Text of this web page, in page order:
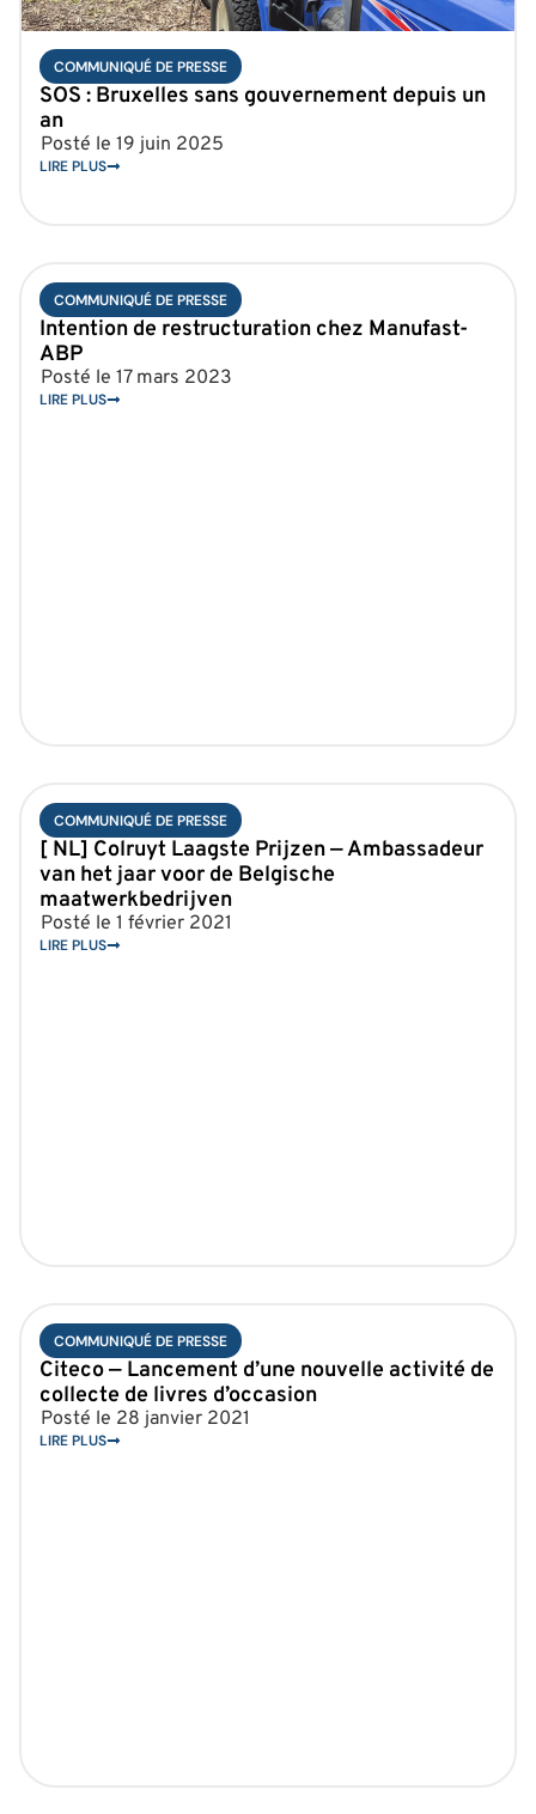
COMMUNIQUÉ DE PRESSE
SOS : Bruxelles sans gouvernement depuis un
an
Posté le 19 juin 2025
LIRE PLUS
COMMUNIQUÉ DE PRESSE
Intention de restructuration chez Manufast-
ABP
Posté le 17 mars 2023
LIRE PLUS
COMMUNIQUÉ DE PRESSE
[ NL] Colruyt Laagste Prijzen — Ambassadeur
van het jaar voor de Belgische
maatwerkbedrijven
Posté le 1 février 2021
LIRE PLUS
COMMUNIQUÉ DE PRESSE
Citeco — Lancement d’une nouvelle activité de
collecte de livres d’occasion
Posté le 28 janvier 2021
LIRE PLUS